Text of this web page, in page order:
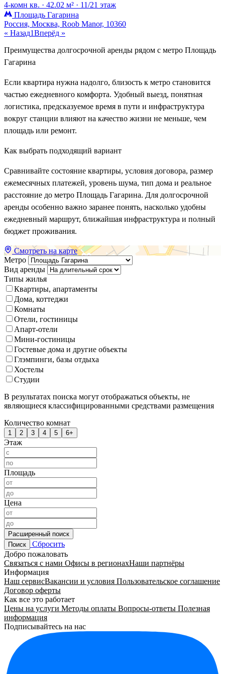
4-комн кв. · 42.02 м² · 11/21 этаж
Площадь Гагарина
Россия, Москва, Roob Manor, 10360
« Назад1Вперёд »
Преимущества долгосрочной аренды рядом с метро Площадь
Гагарина
Если квартира нужна надолго, близость к метро становится
частью ежедневного комфорта. Удобный выезд, понятная
логистика, предсказуемое время в пути и инфраструктура
вокруг станции влияют на качество жизни не меньше, чем
площадь или ремонт.
Как выбрать подходящий вариант
Сравнивайте состояние квартиры, условия договора, размер
ежемесячных платежей, уровень шума, тип дома и реальное
расстояние до метро Площадь Гагарина. Для долгосрочной
аренды особенно важно заранее понять, насколько удобны
ежедневный маршрут, ближайшая инфраструктура и полный
бюджет проживания.
Смотреть на карте
Метро
Вид аренды
Типы жилья
Квартиры, апартаменты
Дома, коттеджи
Комнаты
Отели, гостиницы
Апарт-отели
Мини-гостиницы
Гостевые дома и другие объекты
Глэмпинги, базы отдыха
Хостелы
Студии
В результатах поиска могут отображаться объекты, не
являющиеся классифицированными средствами размещения
Количество комнат
1 2 3 4 5 6+
Этаж
Площадь
Цена
Расширенный поиск
Поиск
Сбросить
Добро пожаловать
Связаться с нами Офисы в регионахНаши партнёры
Информация
Наш сервисВакансии и условия Пользовательское соглашение
Договор оферты
Как все это работает
Цены на услуги Методы оплаты Вопросы-ответы Полезная
информация
Подписывайтесь на нас